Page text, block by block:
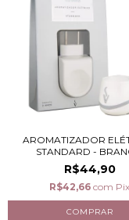
AROMATIZADOR
STANDARD -
R$44,90
R$42,66 com Pix